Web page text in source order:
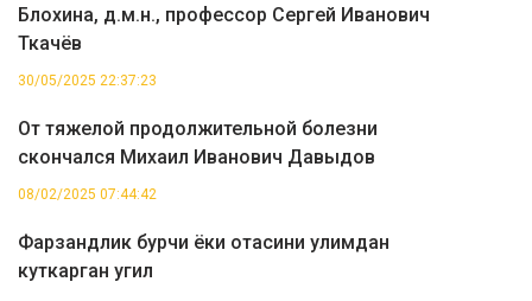
Блохина, д.м.н., профессор Сергей Иванович
Ткачёв
30/05/2025 22:37:23
От тяжелой продолжительной болезни
скончался Михаил Иванович Давыдов
08/02/2025 07:44:42
Фарзандлик бурчи ёки отасини улимдан
куткарган угил